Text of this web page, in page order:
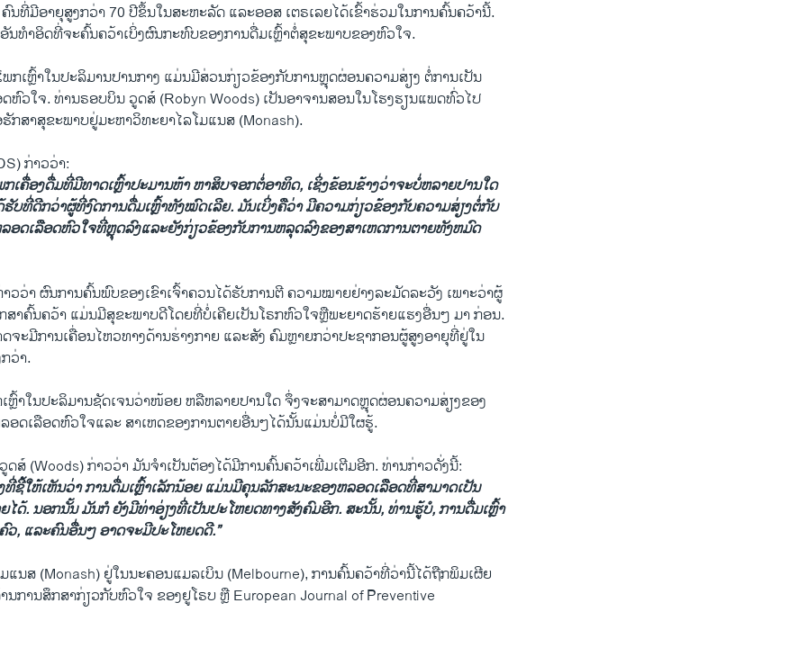
ນທີ່ມີອາຍຸສູງກວ່າ 70 ປີຂຶ້ນໃນສະຫະລັດ ແລະອອ​ສ​ ເຕ​ຣ​ເລຍໄດ້ເຂົ້າຮ່ວມໃນການຄົ້ນຄວ້ານີ້.
ນທໍາອິດທີ່ຈະ​ຄົ້ນ​ຄວ້າ​ເບິ່ງຜົນກະທົບຂອງການດື່ມເຫຼົ້າຕໍ່ສຸຂະພາບຂອງຫົວໃຈ.
ກເຫຼົ້າໃນປະລິມານປານກາງ ແມ່ນມີ​ສ່ວນກ່ຽວຂ້ອງກັບການຫຼຸດຜ່ອນຄວາມສ່ຽງ ຕໍ່ການ​ເປັນ
ຫົວ​ໃຈ. ທ່ານ​ຣອບ​ບິນ ວູດ​ສ໌ (Robyn Woods) ເປັນອາຈານສອນໃນໂຮງຮຽນແພດ​ທົ່ວ​ໄປ
ກ​ສາສຸ​ຂະ​ພາບຢູ່ມະຫາວິທະຍາໄລໂມ​ແນ​ສ (Monash).
ກ່າວ​ວ່າ:
ເຄື່ອງ​ດື່ມ​ທີ່​ມີ​ທາດເຫຼົ້າປະ​ມານຫ້າ ຫາສິບຈອກຕໍ່ອາທິດ, ເຊິ່ງຂ້ອນຂ້າງວ່າຈະບໍ່​ຫລາຍປານໃດ
ບທີ່ດີກວ່າຜູ້ທີ່ງົດ​ການ​ດື່ມເຫຼົ້າ​ທັງ​ໝົດເລີຍ. ມັນເບິ່ງຄືວ່າ ມີຄວາມກ່ຽວຂ້ອງກັບຄວາມສ່ຽງຕໍ່ກັບ
ອດ​ເລືອດຫົວ​ໃຈທີ່ຫຼຸດລົງແລະຍັງກ່ຽວ​ຂ້ອງ​ກັບການຫລຸດລົງ​ຂອງສາເຫດການຕາຍທັງຫມົດ
ວວ່າ ຜົນການຄົ້ນພົບຂອງເຂົາເຈົ້າຄວນໄດ້ຮັບການຕີ ຄວາມໝາຍ​ຢ່າງລະມັດລະວັງ ເພາະວ່າຜູ້
ສາຄົ້ນ​ຄວ້າ ແມ່ນມີສຸຂະພາບດີໂດຍທີ່ບໍ່ເຄີຍເປັນໂຣກຫົວໃຈຫຼືພະຍາດຮ້າຍແຮງອື່ນໆ ມາ ກ່ອນ.
ດ​ຈະມີການເຄື່ອນໄຫວທາງດ້ານຮ່າງກາຍ ແລະສັງ ຄົມຫຼາຍກວ່າປະຊາກອນຜູ້ສູງອາຍຸທີ່ຢູ່​ໃນ​
ວ່າ.
ຫຼົ້າໃນ​ປະ​ລິ​ມານຊັດ​ເຈນ​ວ່າໜ້ອຍ ຫລືຫລາຍ​ປານ​ໃດ ຈຶ່ງ​ຈະສາມາດຫຼຸດຜ່ອນຄວາມສ່ຽງຂອງ
ອດ​ເລືອດ​ຫົວ​ໃຈແລະ ສາເຫດຂອງການຕາຍ​ອື່ນໆ​ໄດ້ນັ້ນແມ່ນບໍ່ມີ​ໃຜຮູ້.
ດ​ສ໌ (Woods) ກ່າວ​ວ່າ ມັນ​ຈໍາ​ເປັນ​ຕ້ອງໄດ້​ມີ​ການ​ຄົ້ນ​ຄວ້າ​ເພີ່ມ​ເຕີມອີກ. ທ່ານ​ກ່າວ​ດັ່ງ​ນີ້:
ທີ່ຊີ້ໃຫ້ເຫັນວ່າ ການດື່ມເຫຼົ້າເລັກນ້ອຍ ແມ່ນມີຄຸນລັກສະນະຂອງຫລອດເລືອດທີ່ສາມາດເປັນ
ໄດ້. ນອກນັ້ນ ມັນກໍ ຍັງມີທ່າອ່ຽງທີ່ເປັນປະໂຫຍດທາງສັງຄົມອີກ. ສະນັ້ນ, ທ່ານຮູ້ບໍ, ການດື່ມເຫຼົ້າ
, ແລະຄົນອື່ນໆ ອາດຈະມີປະໂຫຍດດີ.”
ແນ​ສ (Monash) ຢູ່ໃນນະຄອນແມ​ລ​ເບິນ (Melbourne), ການຄົ້ນຄວ້າທີ່​ວ່ານີ້ໄດ້ຖືກພິມເຜີຍ​
ນ​ການ​ສຶກ​ສາ​ກ່ຽວ​ກັບ​ຫົວ​ໃຈ ຂອງຢູ​ໂຣບ ຫຼື European Journal of Preventive